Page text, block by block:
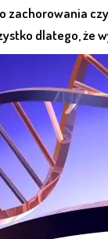
zachorowania
dlatego, że